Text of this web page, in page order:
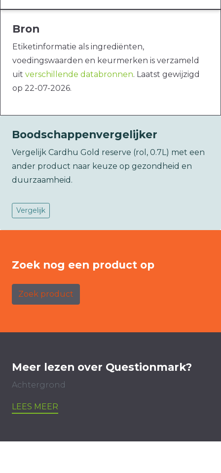
Bron
Etiketinformatie als ingrediënten,
voedingswaarden en keurmerken is verzameld
uit verschillende databronnen. Laatst gewijzigd
op 22-07-2026.
Boodschappenvergelijker
Vergelijk Cardhu Gold reserve (rol, 0.7L) met een
ander product naar keuze op gezondheid en
duurzaamheid.
Vergelijk
Zoek nog een product op
Zoek product
Meer lezen over Questionmark?
Achtergrond
LEES MEER